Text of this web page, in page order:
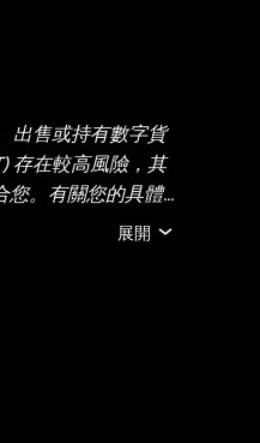
出售或持有數字貨
存在較高風險，其
您。有關您的具體
些內容可能由人工
展開